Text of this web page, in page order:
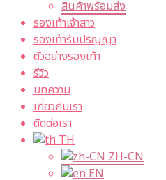
สินค้าพร้อมส่ง
รองเท้าเจ้าสาว
รองเท้ารับปริญญา
ตัวอย่างรองเท้า
รีวิว
บทความ
เกี่ยวกับเรา
ติดต่อเรา
TH
ZH-CN
EN